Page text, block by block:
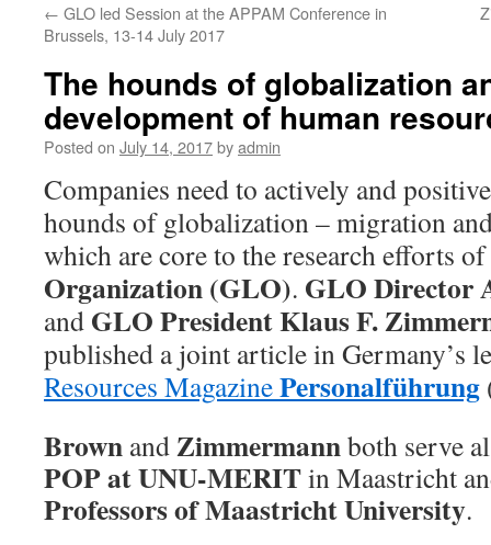
← GLO led Session at the APPAM Conference in
Brussels, 13-14 July 2017
The hounds of globalization
development of human
Posted on July 14, 2017byadmin
Companies need to actively and
hounds of globalization – migration
which are core to the research efforts
Organization (GLO). GLO Director
and GLO President Klaus F.
published a joint articlein Germany’s
Resources MagazinePersonalführung
Brown andZimmermannboth serve
POP at UNU-MERITin Maastricht
Professors of Maastricht University.